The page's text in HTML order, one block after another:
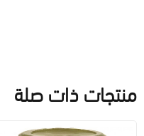
منتجات ذات صلة